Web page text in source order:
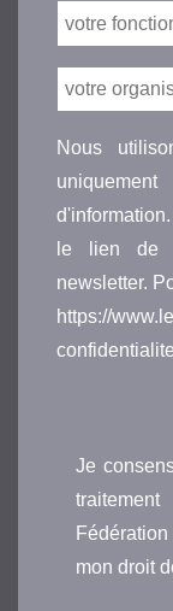
Nous
le lien de
newsletter.
https://
Je
mon droit